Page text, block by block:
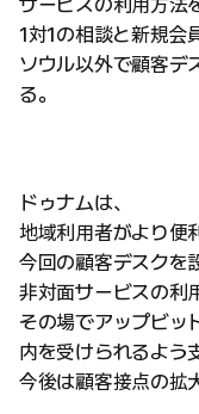
サービスの利用方法
1対1の相談と新規会
ソウル以外で顧客デ
る。
ドゥナムは、
地域利用者がより便
今回の顧客デスクを
非対面サービスの利
その場でアップビッ
内を受けられるよう
今後は顧客接点の拡